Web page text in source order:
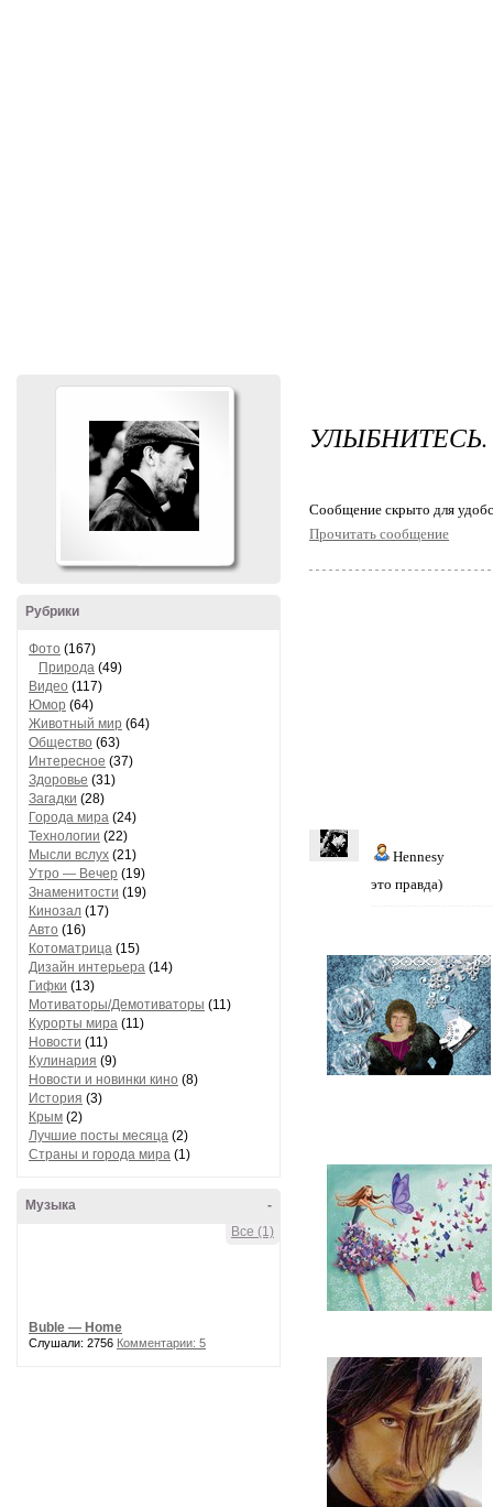
Рубрики
Фото (167)
Природа (49)
Видео (117)
Юмор (64)
Животный мир (64)
Общество (63)
Интересное (37)
Здоровье (31)
Загадки (28)
Города мира (24)
Технологии (22)
Мысли вслух (21)
Утро — Вечер (19)
Знаменитости (19)
Кинозал (17)
Авто (16)
Котоматрица (15)
Дизайн интерьера (14)
Гифки (13)
Мотиваторы/Демотиваторы (11)
Курорты мира (11)
Новости (11)
Кулинария (9)
Новости и новинки кино (8)
История (3)
Крым (2)
Лучшие посты месяца (2)
Страны и города мира (1)
-
Музыка
Все (1)
Buble — Home
Слушали: 2756 Комментарии: 5
Cообщение скрыто для
Прочитать сообщение
Hennesy
это правда)